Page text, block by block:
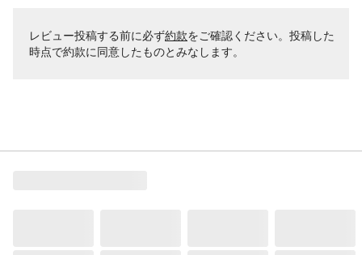
レビュー投稿する前に必ず約款をご確認ください。投稿した
時点で約款に同意したものとみなします。